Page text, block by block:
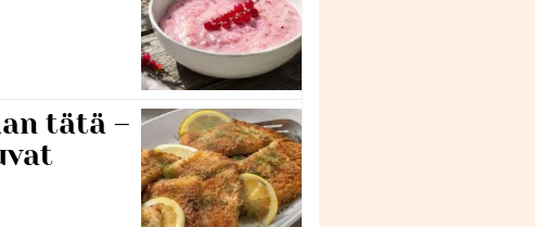
tätä –